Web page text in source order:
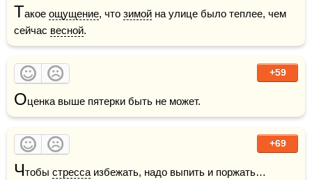
Такое ощущение, что зимой на улице было теплее, чем
сейчас весной.
+59
Оценка выше пятерки быть не может.
+69
Чтобы стресса избежать, надо выпить и поржать…